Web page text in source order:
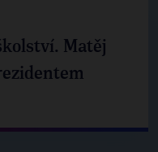
Matěj